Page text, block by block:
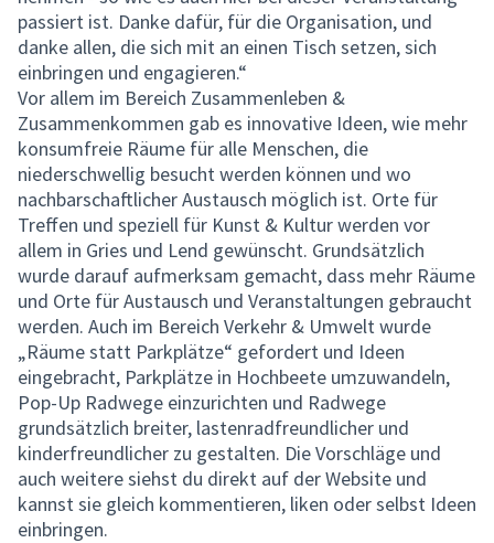
passiert ist. Danke dafür, für die Organisation, und
danke allen, die sich mit an einen Tisch setzen, sich
einbringen und engagieren.“
Vor allem im Bereich Zusammenleben &
Zusammenkommen gab es innovative Ideen, wie mehr
konsumfreie Räume für alle Menschen, die
niederschwellig besucht werden können und wo
nachbarschaftlicher Austausch möglich ist. Orte für
Treffen und speziell für Kunst & Kultur werden vor
allem in Gries und Lend gewünscht. Grundsätzlich
wurde darauf aufmerksam gemacht, dass mehr Räume
und Orte für Austausch und Veranstaltungen gebraucht
werden. Auch im Bereich Verkehr & Umwelt wurde
„Räume statt Parkplätze“ gefordert und Ideen
eingebracht, Parkplätze in Hochbeete umzuwandeln,
Pop-Up Radwege einzurichten und Radwege
grundsätzlich breiter, lastenradfreundlicher und
kinderfreundlicher zu gestalten. Die Vorschläge und
auch weitere siehst du direkt auf der Website und
kannst sie gleich kommentieren, liken oder selbst Ideen
einbringen.